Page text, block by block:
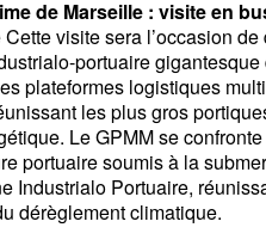
de Marseille : visite en
visite sera l’occasion
portuaire gigantesque
plateformes logistiques
les plus gros
Le GPMM se
portuaire soumis à la
Industrialo Portuaire,
dérèglement climatique.